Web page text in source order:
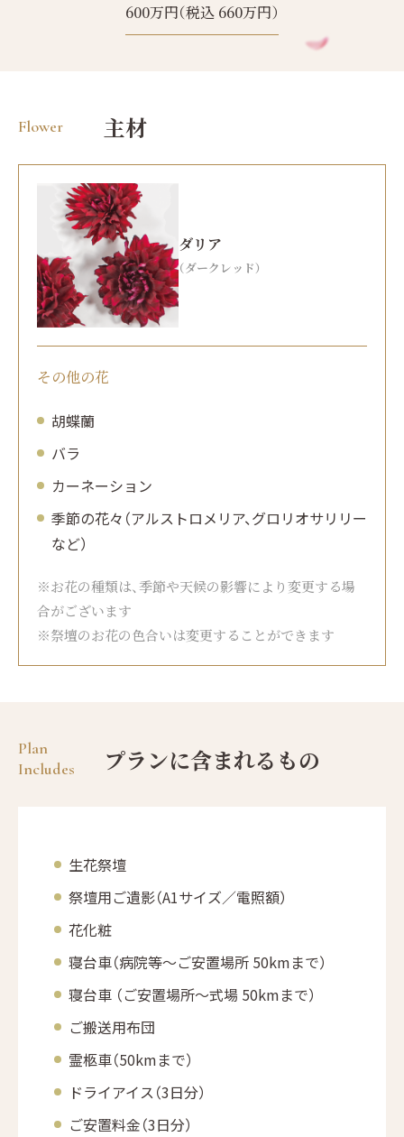
600万円（税込 660万円）
Flower 主材
ダリア
（ダークレッド）
その他の花
胡蝶蘭
バラ
カーネーション
季節の花々（アルストロメリア、グロリオサリリー
など）
※お花の種類は、季節や天候の影響により変更する場
合がございます
※祭壇のお花の色合いは変更することができます
Plan
Includes
プランに含まれるもの
生花祭壇
祭壇用ご遺影（A1サイズ／電照額）
花化粧
寝台車（病院等～ご安置場所 50kmまで）
寝台車 （ご安置場所～式場 50kmまで）
ご搬送用布団
霊柩車（50kmまで）
ドライアイス（3日分）
ご安置料金（3日分）